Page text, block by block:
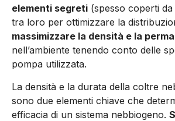
elementi segreti (spesso coper­ti
tra loro per ottimizzare la
massimizzare la densità e la
nell’ambiente tenendo conto delle
pompa utilizzata.
La densità e la durata della coltre
sono due elementi chiave che
efficacia di un sistema nebbiogeno.